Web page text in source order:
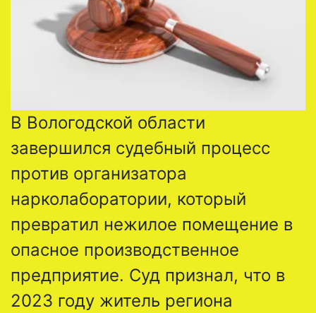
В Вологодской области
завершился судебный процесс
против организатора
нарколаборатории, который
превратил нежилое помещение в
опасное производственное
предприятие. Суд признал, что в
2023 году житель региона